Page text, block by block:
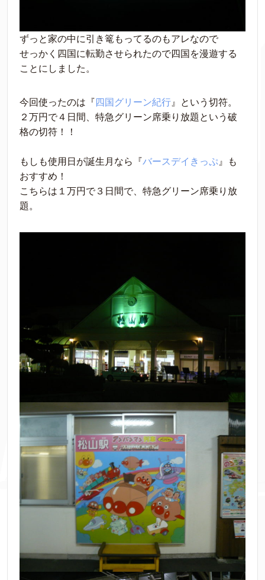
ずっと家の中に引き篭もってるのもアレなので
せっかく四国に転勤させられたので四国を漫遊する
ことにしました。
今回使ったのは『 四国グリーン紀行 』という切符。
２万円で４日間、特急グリーン席乗り放題という破
格の切符！！
もしも使用日が誕生月なら『バースデイきっぷ 』も
おすすめ！
こちらは１万円で３日間で、特急グリーン席乗り放
題。